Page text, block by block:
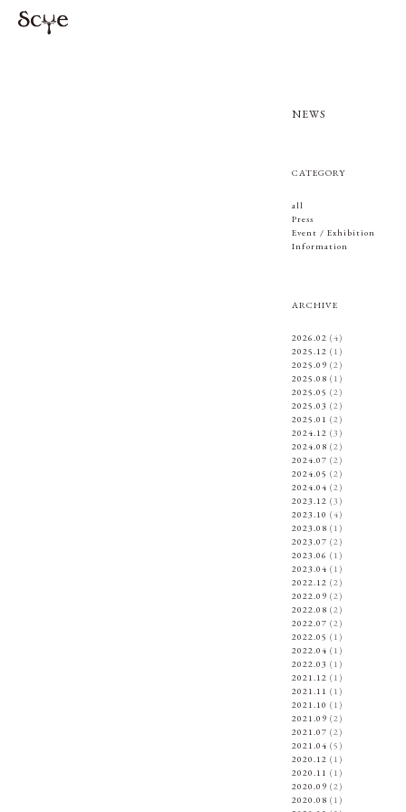
NEWS
CATEGORY
all
Press
Event / Exhibition
Information
ARCHIVE
2026.02 (4)
2025.12 (1)
2025.09 (2)
2025.08 (1)
2025.05 (2)
2025.03 (2)
2025.01 (2)
2024.12 (3)
2024.08 (2)
2024.07 (2)
2024.05 (2)
2024.04 (2)
2023.12 (3)
2023.10 (4)
2023.08 (1)
2023.07 (2)
2023.06 (1)
2023.04 (1)
2022.12 (2)
2022.09 (2)
2022.08 (2)
2022.07 (2)
2022.05 (1)
2022.04 (1)
2022.03 (1)
2021.12 (1)
2021.11 (1)
2021.10 (1)
2021.09 (2)
2021.07 (2)
2021.04 (5)
2020.12 (1)
2020.11 (1)
2020.09 (2)
2020.08 (1)